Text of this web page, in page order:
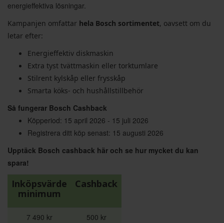
energieffektiva lösningar.
Kampanjen omfattar hela Bosch sortimentet, oavsett om du
letar efter:
Energieffektiv diskmaskin
Extra tyst tvättmaskin eller torktumlare
Stilrent kylskåp eller frysskåp
Smarta köks- och hushållstillbehör
Så fungerar Bosch Cashback
Köpperiod: 15 april 2026 - 15 juli 2026
Registrera ditt köp senast: 15 augusti 2026
Upptäck Bosch cashback här och se hur mycket du kan
spara!
Inköpsvärde
minimum
Cashback
7 490 kr
500 kr